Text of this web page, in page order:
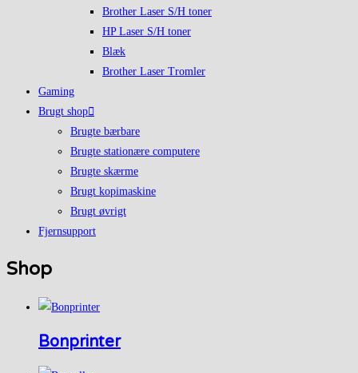
Brother Laser S/H toner
HP Laser S/H toner
Blæk
Brother Laser Tromler
Gaming
Brugt shop
Brugte bærbare
Brugte stationære computere
Brugte skærme
Brugt kopimaskine
Brugt øvrigt
Fjernsupport
Shop
Bonprinter